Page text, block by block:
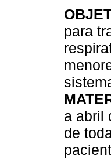
para
a abril
de